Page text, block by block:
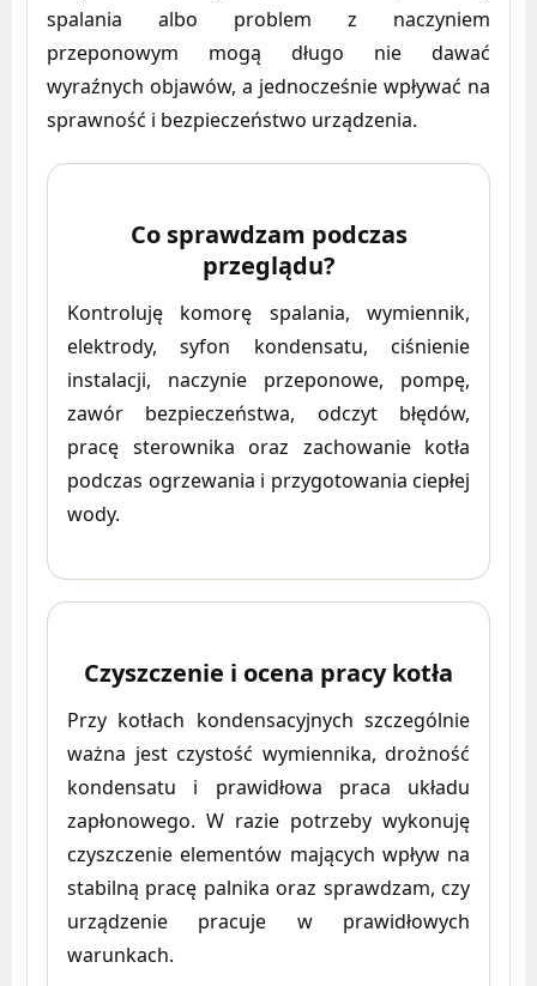
spalania albo problem z naczyniem
przeponowym mogą długo nie dawać
wyraźnych objawów, a jednocześnie wpływać na
sprawność i bezpieczeństwo urządzenia.
Co sprawdzam podczas
przeglądu?
Kontroluję komorę spalania, wymiennik,
elektrody, syfon kondensatu, ciśnienie
instalacji, naczynie przeponowe, pompę,
zawór bezpieczeństwa, odczyt błędów,
pracę sterownika oraz zachowanie kotła
podczas ogrzewania i przygotowania ciepłej
wody.
Czyszczenie i ocena pracy kotła
Przy kotłach kondensacyjnych szczególnie
ważna jest czystość wymiennika, drożność
kondensatu i prawidłowa praca układu
zapłonowego. W razie potrzeby wykonuję
czyszczenie elementów mających wpływ na
stabilną pracę palnika oraz sprawdzam, czy
urządzenie pracuje w prawidłowych
warunkach.